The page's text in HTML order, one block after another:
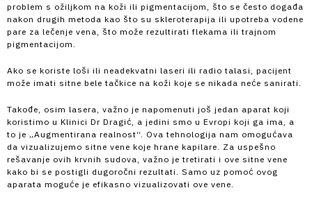
problem s ožiljkom na koži ili pigmentacijom, što se često događa
nakon drugih metoda kao što su skleroterapija ili upotreba vodene
pare za lečenje vena, što može rezultirati flekama ili trajnom
pigmentacijom.
Ako se koriste loši ili neadekvatni laseri ili radio talasi, pacijent
može imati sitne bele tačkice na koži koje se nikada neće sanirati.
Takođe, osim lasera, važno je napomenuti još jedan aparat koji
koristimo u Klinici Dr Dragić, a jedini smo u Evropi koji ga ima, a
to je „Augmentirana realnost“. Ova tehnologija nam omogućava
da vizualizujemo sitne vene koje hrane kapilare. Za uspešno
rešavanje ovih krvnih sudova, važno je tretirati i ove sitne vene
kako bi se postigli dugoročni rezultati. Samo uz pomoć ovog
aparata moguće je efikasno vizualizovati ove vene.